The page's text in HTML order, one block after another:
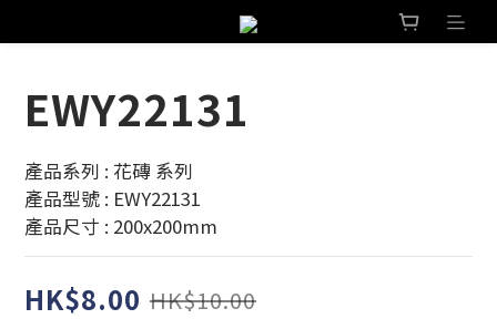
EWY22131
產品系列 : 花磚 系列
產品型號 : EWY22131
產品尺寸 : 200x200mm
HK$8.00 HK$10.00